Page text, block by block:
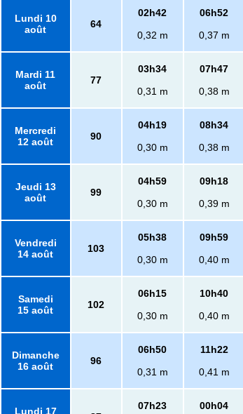
Lundi 10
août
64
02h42
0,32 m
06h52
0,37 m
Mardi 11
août
77
03h34
0,31 m
07h47
0,38 m
Mercredi
12 août
90
04h19
0,30 m
08h34
0,38 m
Jeudi 13
août
99
04h59
0,30 m
09h18
0,39 m
Vendredi
14 août
103
05h38
0,30 m
09h59
0,40 m
Samedi
15 août
102
06h15
0,30 m
10h40
0,40 m
Dimanche
16 août
96
06h50
0,31 m
11h22
0,41 m
Lundi 17
07h23
00h04